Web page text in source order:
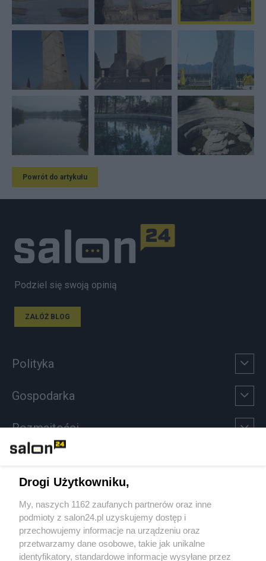
Powrót do artykułu
Podziel się swoją opinią
ZAŁÓŻ BLOG
Polityka
Gospodarka
Rozmaitości
Sport
Społeczeństwo
Kultura
Drogi Użytkowniku,
My, naszych 1162 zaufanych partnerów oraz inne
podmioty z salon24.pl uzyskujemy dostęp i
przechowujemy informacje na urządzeniu oraz
przetwarzamy dane osobowe, takie jak unikalne
identyfikatory, standardowe informacje wysyłane przez